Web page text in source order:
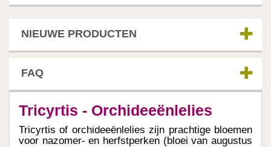
NIEUWE PRODUCTEN
FAQ
Tricyrtis - Orchideeënlelies
Tricyrtis of orchideeënlelies zijn prachtige bloemen
voor nazomer- en herfstperken (bloei van augustus